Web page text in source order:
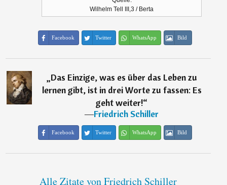
Wilhelm Tell III,3 / Berta
Facebook Twitter WhatsApp Bild
„Das Einzige, was es über das Leben zu
lernen gibt, ist in drei Worte zu fassen: Es
geht weiter!“
―Friedrich Schiller
Facebook Twitter WhatsApp Bild
Alle Zitate von Friedrich Schiller